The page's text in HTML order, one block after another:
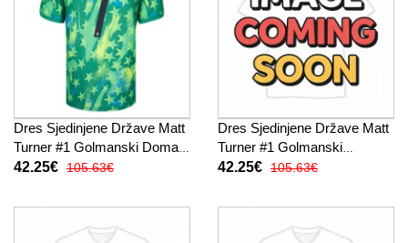
Dres Sjedinjene Države Matt
Turner #1 Golmanski Domaci
SP 2026 Kratak Rukav
42.25€ 105.63€
Dres Sjedinjene Države Matt
Turner #1 Golmanski
Gostujuci SP 2026 Kratak
42.25€ 105.63€